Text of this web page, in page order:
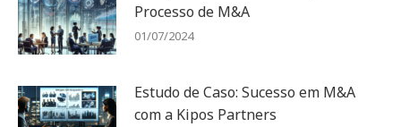
Processo de M&A
01/07/2024
Estudo de Caso: Sucesso em M&A
com a Kipos Partners